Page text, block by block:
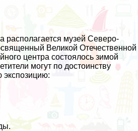
располагается музей Северо-
Великой Отечественной
центра состоялось зимой
могут по достоинству
экспозицию: